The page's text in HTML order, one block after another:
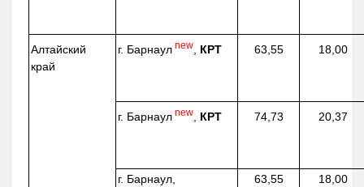
Алтайский
край
г. Барнаул new КРТ 63,55 18,00
г. Барнаул new КРТ 74,73 20,37
г. Барнаул,
63,55 18,00